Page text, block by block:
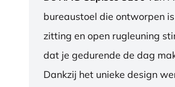
bureaustoel die ontworpen
zitting en open rugleuning
dat je gedurende de dag
Dankzij het unieke design